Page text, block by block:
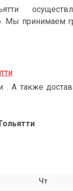
Мы принимаем
. А также
Чт